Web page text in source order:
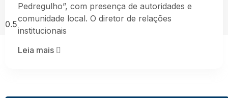
Pedregulho”, com presença de autoridades e
comunidade local. O diretor de relações
institucionais
Leia mais